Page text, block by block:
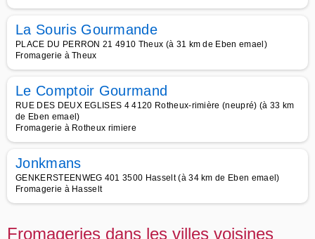
La Souris Gourmande
PLACE DU PERRON 21 4910 Theux (à 31 km de Eben emael)
Fromagerie à Theux
Le Comptoir Gourmand
RUE DES DEUX EGLISES 4 4120 Rotheux-rimière (neupré) (à 33 km
de Eben emael)
Fromagerie à Rotheux rimiere
Jonkmans
GENKERSTEENWEG 401 3500 Hasselt (à 34 km de Eben emael)
Fromagerie à Hasselt
Fromageries dans les villes voisines